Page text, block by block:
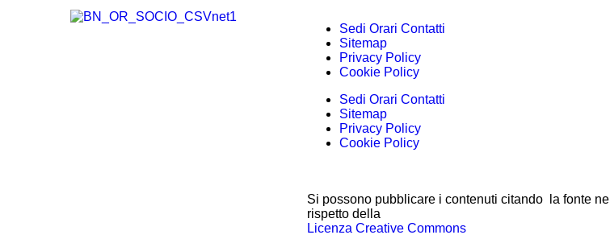
Sedi Orari Contatti
Sitemap
Privacy Policy
Cookie Policy
Sedi Orari Contatti
Sitemap
Privacy Policy
Cookie Policy
Si possono pubblicare i contenuti citando la fonte nel
rispetto della
Licenza Creative Commons